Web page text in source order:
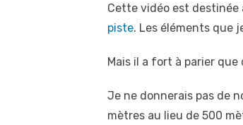
Cette vidéo est destinée
piste. Les éléments que
Mais il a fort à parier
Je ne donnerais pas de
mètres au lieu de 500